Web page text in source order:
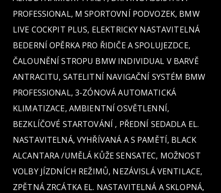
PROFESSIONAL, M SPORTOVNÍ PODVOZEK, BMW
LIVE COCKPIT PLUS, ELEKTRICKY NASTAVITELNÁ
BEDERNÍ OPĚRKA PRO ŘIDIČE A SPOLUJEZDCE,
ČALOUNĚNÍ STROPU BMW INDIVIDUAL V BARVĚ
ANTRACITU, SATELITNÍ NAVIGAČNÍ SYSTÉM BMW
PROFESSIONAL, 3-ZÓNOVÁ AUTOMATICKÁ
KLIMATIZACE, AMBIENTNÍ OSVĚTLENNÍ,
BEZKLÍČOVÉ STARTOVÁNÍ , PŘEDNÍ SEDADLA EL.
NASTAVITELNÁ, VYHŘÍVANÁ A S PAMĚTÍ, BLACK
ALCANTARA /UMĚLÁ KŮŽE SENSATEC, MOŽNOST
VOLBY JÍZDNÍCH REŽIMŮ, NEZÁVISLÁ VENTILACE,
ZPĚTNÁ ZRCÁTKA EL. NASTAVITELNÁ A SKLOPNÁ,